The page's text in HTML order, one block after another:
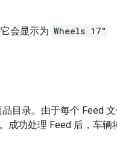
它会显示为 Wheels 17"
目录。由于每个 Feed
成功处理 Feed 后，车辆